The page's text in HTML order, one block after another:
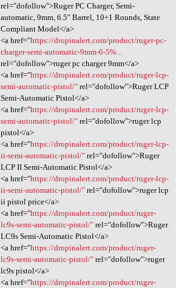
rel="dofollow">Ruger PC Charger, Semi-
automatic, 9mm, 6.5″ Barrel, 10+1 Rounds, State
Compliant Model</a>
<a href="https://dropinalert.com/product/ruger-pc-
charger-semi-automatic-9mm-6-5%...
rel="dofollow">ruger pc charger 9mm</a>
<a href="https://dropinalert.com/product/ruger-lcp-
semi-automatic-pistol/"rel="dofollow">Ruger LCP
Semi-Automatic Pistol</a>
<a href="https://dropinalert.com/product/ruger-lcp-
semi-automatic-pistol/"rel="dofollow">ruger lcp
pistol</a>
<a href="https://dropinalert.com/product/ruger-lcp-
ii-semi-automatic-pistol/"rel="dofollow">Ruger
LCP II Semi-Automatic Pistol</a>
<a href="https://dropinalert.com/product/ruger-lcp-
ii-semi-automatic-pistol/"rel="dofollow">ruger lcp
ii pistol price</a>
<a href="https://dropinalert.com/product/ruger-
lc9s-semi-automatic-pistol/"rel="dofollow">Ruger
LC9s Semi-Automatic Pistol</a>
<a href="https://dropinalert.com/product/ruger-
lc9s-semi-automatic-pistol/"rel="dofollow">ruger
lc9s pistol</a>
<a href="https://dropinalert.com/product/ruger-